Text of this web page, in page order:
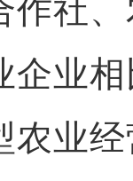
作社
企业
农业